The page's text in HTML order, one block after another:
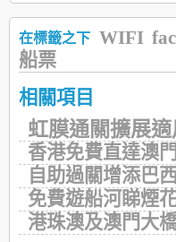
在標籤之下 WIFI
船票
相關項目
虹膜通關擴展
香港免費直達澳
自助過關增添巴
免費遊船河睇煙
港珠澳及澳門大